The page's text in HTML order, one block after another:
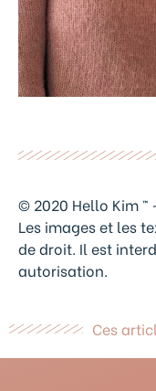
© 2020 Hello Kim ™
Les images et les
de droit. Il est
autorisation.
Ces